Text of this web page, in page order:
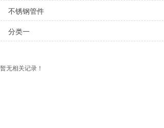
不锈钢管件
分类一
暂无相关记录！